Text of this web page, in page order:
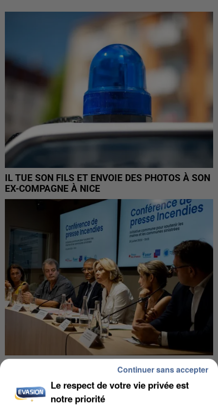
IL TUE SON FILS ET ENVOIE DES PHOTOS À SON
EX-COMPAGNE À NICE
INCENDIES : L’ÎLE-DE-FRANCE LANCE UN ÉLAN
DE SOLIDARITÉ AVEC LES...
Le respect de votre vie privée est
notre priorité
Continuer sans accepter